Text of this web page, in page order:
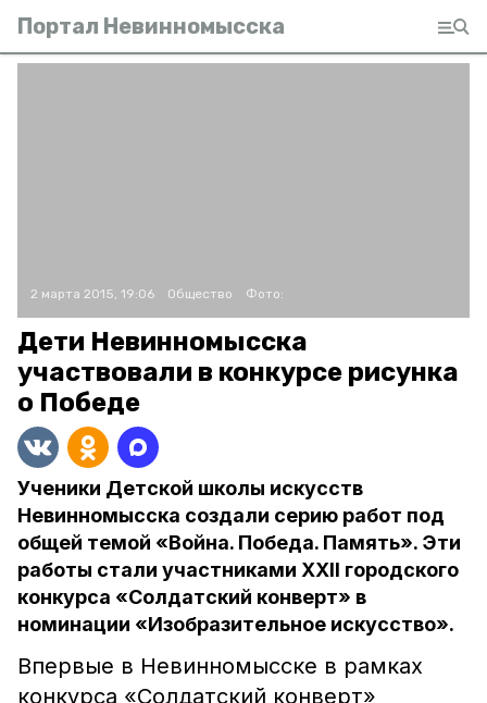
Портал Невинномысска
2 марта 2015, 19:06 Общество Фото:
Дети Невинномысска
участвовали в конкурсе рисунка
о Победе
Ученики Детской школы искусств
Невинномысска создали серию работ под
общей темой «Война. Победа. Память». Эти
работы стали участниками XXII городского
конкурса «Солдатский конверт» в
номинации «Изобразительное искусство».
Впервые в Невинномысске в рамках
конкурса «Солдатский конверт»